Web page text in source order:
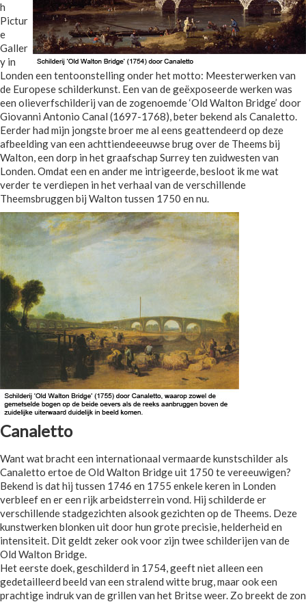
h
Pictur
e
Galler
y in
Londen een tentoonstelling onder het motto: Meesterwerken van
de Europese schilderkunst. Een van de geëxposeerde werken was
een olieverfschilderij van de zogenoemde ‘Old Walton Bridge’ door
Giovanni Antonio Canal (1697-1768), beter bekend als Canaletto.
Eerder had mijn jongste broer me al eens geattendeerd op deze
afbeelding van een achttiendeeeuwse brug over de Theems bij
Walton, een dorp in het graafschap Surrey ten zuidwesten van
Londen. Omdat een en ander me intrigeerde, besloot ik me wat
verder te verdiepen in het verhaal van de verschillende
Theemsbruggen bij Walton tussen 1750 en nu.
Canaletto
Want wat bracht een internationaal vermaarde kunstschilder als
Canaletto ertoe de Old Walton Bridge uit 1750 te vereeuwigen?
Bekend is dat hij tussen 1746 en 1755 enkele keren in Londen
verbleef en er een rijk arbeidsterrein vond. Hij schilderde er
verschillende stadgezichten alsook gezichten op de Theems. Deze
kunstwerken blonken uit door hun grote precisie, helderheid en
intensiteit. Dit geldt zeker ook voor zijn twee schilderijen van de
Old Walton Bridge.
Het eerste doek, geschilderd in 1754, geeft niet alleen een
gedetailleerd beeld van een stralend witte brug, maar ook een
prachtige indruk van de grillen van het Britse weer. Zo breekt de zon